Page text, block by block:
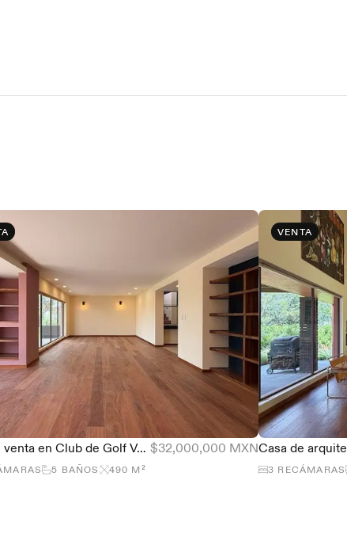
Casa en venta en Club de Golf Valle Escondido, 490 m², 5 recámaras $32,000,000 MXN
5 BAÑOS 490 M²
VENTA
3 RECÁMARAS